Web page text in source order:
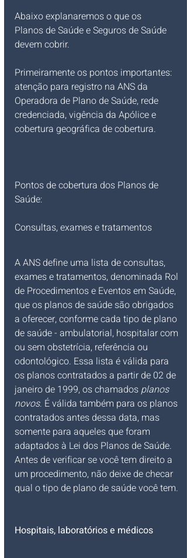
Abaixo explanaremos o que os
Planos de Saúde e Seguros de Saúde
devem cobrir.
Primeiramente os pontos importantes:
atenção para registro na ANS da
Operadora de Plano de Saúde, rede
credenciada, vigência da Apólice e
cobertura geográfica de cobertura.
Pontos de cobertura dos Planos de
Saúde:
Consultas, exames e tratamentos
A ANS define uma lista de consultas,
exames e tratamentos, denominada Rol
de Procedimentos e Eventos em Saúde,
que os planos de saúde são obrigados
a oferecer, conforme cada tipo de plano
de saúde - ambulatorial, hospitalar com
ou sem obstetrícia, referência ou
odontológico. Essa lista é válida para
os planos contratados a partir de 02 de
janeiro de 1999, os chamados planos
novos. É válida também para os planos
contratados antes dessa data, mas
somente para aqueles que foram
adaptados à Lei dos Planos de Saúde.
Antes de verificar se você tem direito a
um procedimento, não deixe de checar
qual o tipo de plano de saúde você tem.
Hospitais, laboratórios e médicos